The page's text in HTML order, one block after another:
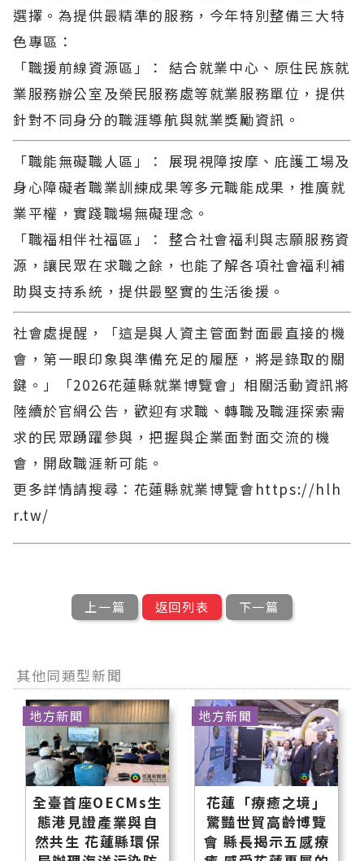
選擇。為提供最精準的服務，今年特別整備三大特
色專區：
「職援前線資源區」： 結合就業中心、原住民族就
業服務辦公室及榮民服務處等就業服務單位，提供
針對不同身分的職涯導航與就業獎勵資訊。
「職能無礙職人區」： 展現視障按摩、庇護工場及
身心障礙者職業訓練成果等多元職能成果，推廣就
業平權，實踐職場無礙理念。
「職福相伴社福區」： 整合社會福利與志願服務資
源，讓民眾在求職之餘，也能了解各項社會福利補
助與支持系統，提供最堅實的生活後援。
社會處提醒，「這是與人資主管面對面最直接的機
會，第一眼印象與準備充足的履歷，將是錄取的關
鍵。」「2026花蓮縣就業博覽會」相關活動資訊將
陸續於官網公告，歡迎有求職、轉職及職涯探索需
求的民眾踴躍參與，把握與企業面對面交流的機
會，開啟職涯新可能。
更多詳情請搜尋：花蓮縣就業博覽會https://hlh
r.tw/
上一篇 返回列表 下一篇
其他同類型新聞
全臺首座OECMs生
態港見證產業與自
然共生 花蓮縣環保
地方新聞
花蓮「療癒之境」
驚豔世貿高齡博覽
會 縣長揭示五感療
地方新聞